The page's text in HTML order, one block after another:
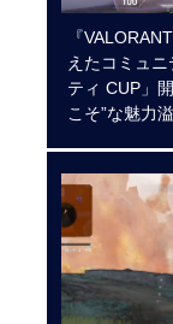
『
えたコミュ
ティ CUP」
こそ”な魅力